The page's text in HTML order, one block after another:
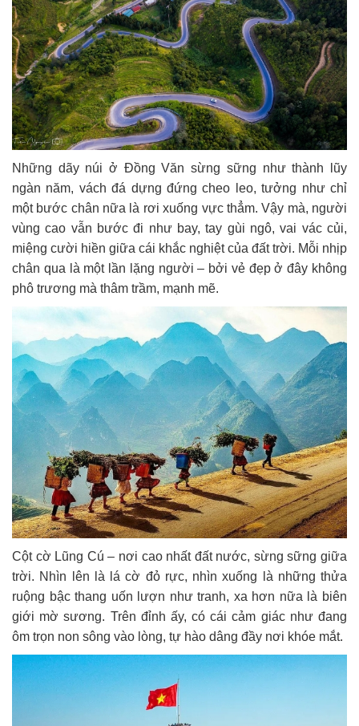
Những dãy núi ở Đồng Văn sừng sững như thành lũy
ngàn năm, vách đá dựng đứng cheo leo, tưởng như chỉ
một bước chân nữa là rơi xuống vực thẳm. Vậy mà, người
vùng cao vẫn bước đi như bay, tay gùi ngô, vai vác củi,
miệng cười hiền giữa cái khắc nghiệt của đất trời. Mỗi nhịp
chân qua là một lần lặng người – bởi vẻ đẹp ở đây không
phô trương mà thâm trầm, mạnh mẽ.
Cột cờ Lũng Cú – nơi cao nhất đất nước, sừng sững giữa
trời. Nhìn lên là lá cờ đỏ rực, nhìn xuống là những thửa
ruộng bậc thang uốn lượn như tranh, xa hơn nữa là biên
giới mờ sương. Trên đỉnh ấy, có cái cảm giác như đang
ôm trọn non sông vào lòng, tự hào dâng đầy nơi khóe mắt.